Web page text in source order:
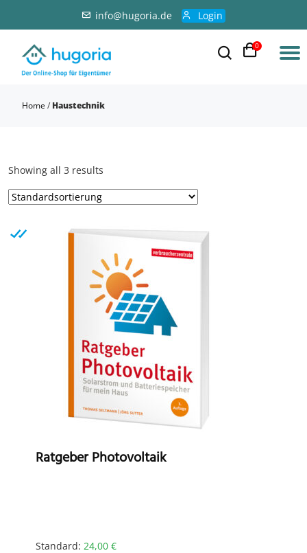
info@hugoria.de Login
0
Home / Haustechnik
Showing all 3 results
Ratgeber Photovoltaik
Standard: 24,00 €